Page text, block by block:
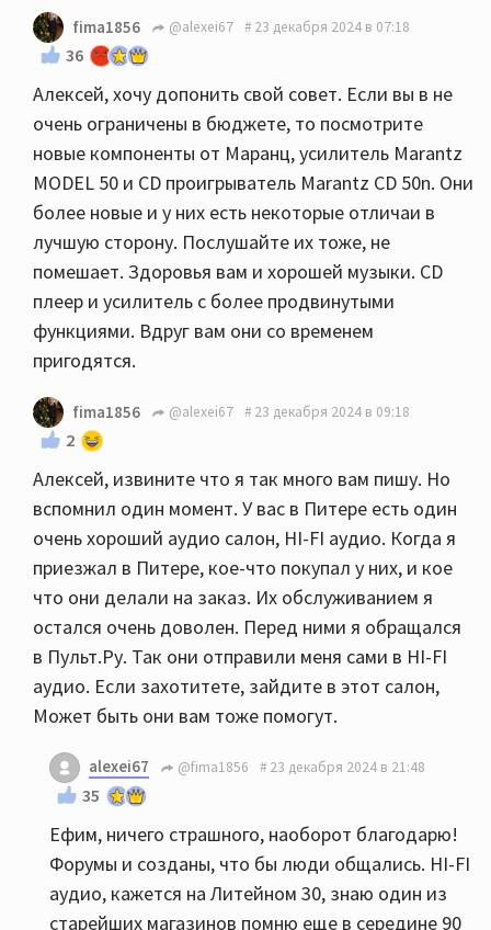
быть понравится!
fima1856 @alexei67 23 декабря 2024 в 07:18
36
Алексей, хочу допонить свой совет. Если вы в не
очень ограничены в бюджете, то посмотрите
новые компоненты от Маранц, усилитель Marantz
MODEL 50 и CD проигрыватель Marantz CD 50n. Они
более новые и у них есть некоторые отличаи в
лучшую сторону. Послушайте их тоже, не
помешает. Здоровья вам и хорошей музыки. CD
плеер и усилитель с более продвинутыми
функциями. Вдруг вам они со временем
пригодятся.
fima1856 @alexei67 23 декабря 2024 в 09:18
2
Алексей, извините что я так много вам пишу. Но
вспомнил один момент. У вас в Питере есть один
очень хороший аудио салон, HI-FI аудио. Когда я
приезжал в Питере, кое-что покупал у них, и кое
что они делали на заказ. Их обслуживанием я
остался очень доволен. Перед ними я обращался
в Пульт.Ру. Так они отправили меня сами в HI-FI
аудио. Если захотитете, зайдите в этот салон,
Может быть они вам тоже помогут.
alexei67 @fima1856 23 декабря 2024 в 21:48
35
Ефим, ничего страшного, наоборот благодарю!
Форумы и созданы, что бы люди общались. HI-FI
аудио, кажется на Литейном 30, знаю один из
старейших магазинов помню еще в середине 90